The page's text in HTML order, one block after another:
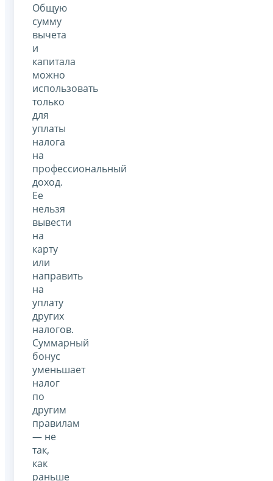
Общую
сумму
вычета
и
капитала
можно
использовать
только
для
уплаты
налога
на
профессиональный
доход.
Ее
нельзя
вывести
на
карту
или
направить
на
уплату
других
налогов.
Суммарный
бонус
уменьшает
налог
по
другим
правилам
— не
так,
как
раньше